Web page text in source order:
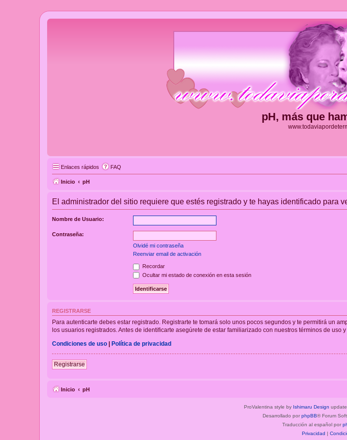
pH, más que
Enlaces rápidos FAQ
Inicio pH
El administrador del sitio requiere que estés registrado y te hayas identificado para
Nombre de Usuario:
Contraseña:
Olvidé mi contraseña
Reenviar email de activación
Recordar
Ocultar mi estado de conexión en esta sesión
REGISTRARSE
Para autenticarte debes estar registrado. Registrarte te tomará solo unos pocos segundos y te permitirá un
los usuarios registrados. Antes de identificarte asegúrete de estar familiarizado con nuestros términos de
Condiciones de uso | Política de privacidad
Registrarse
Inicio pH
ProValentina style by Ishimaru Design
Desarrollado por phpBB® Forum
Traducción al español por
Privacidad |